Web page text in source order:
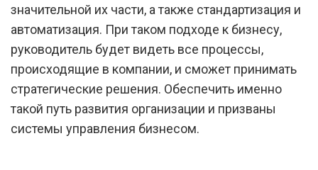
значительной их части, а также стандартизация и
автоматизация. При таком подходе к бизнесу,
руководитель будет видеть все процессы,
происходящие в компании, и сможет принимать
стратегические решения. Обеспечить именно
такой путь развития организации и призваны
системы управления бизнесом.